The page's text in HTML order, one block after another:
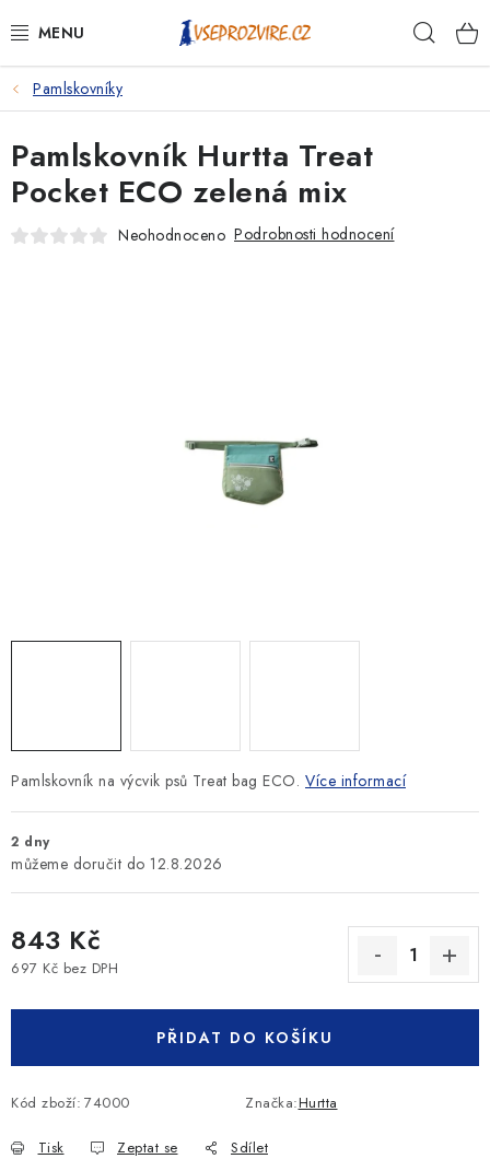
na
PSI
KOČKY
KONĚ
Podmínky ochrany osobních údajů
Pamlskovníky
Pamlskovník na výcvik psů Treat bag ECO. Více informací
2 dny
12.8.2026
843 Kč
697 Kč bez DPH
PŘIDAT DO KOŠÍKU
Kód zboží: 74000 Značka:Hurtta
Tisk Zeptat se Sdílet
Pamlskovník Hurtta Treat
Pocket ECO zelená mix
Neohodnoceno Podrobnosti hodnocení